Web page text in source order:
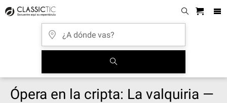
Ópera en la cripta: La valquiria —